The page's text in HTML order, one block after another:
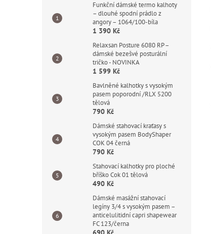
Funkční dámské termo kalhoty
– dlouhé spodní prádlo z
angory – 1064/100-bíla
1 390 Kč
Relaxsan Posture 6080 RP –
dámské bezešvé posturální
tričko - NOVINKA
1 599 Kč
Bavlněné kalhotky s vysokým
pasem poporodní /RLX 5200
tělová
790 Kč
Dámské stahovací kraťasy s
vysokým pasem BodyShaper
COK 04 černá
790 Kč
Stahovací kalhotky pro ploché
bříško Cok 01 tělová
490 Kč
Dámské masážní stahovací
legíny 3/4 s vysokým pasem –
anticelulitidní capri shapewear
FC 123/černa